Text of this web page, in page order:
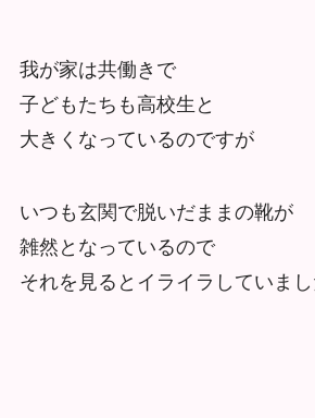
我が家は共働きで
子どもたちも高校生と
大きくなっているのですが
いつも玄関で脱いだままの靴が
雑然となっているので
それを見るとイライラしていまし